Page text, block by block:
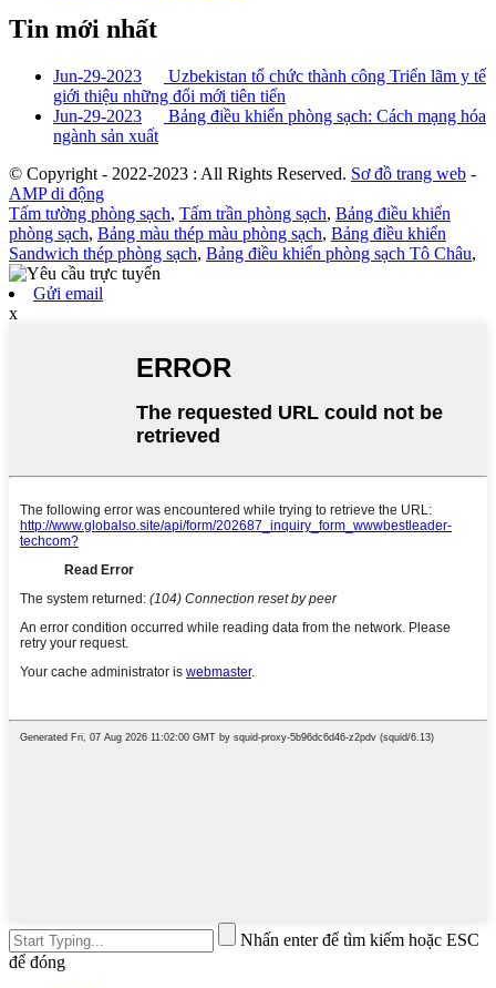
Tin mới nhất
Jun-29-2023
Uzbekistan tổ chức thành công Triển lãm y tế
giới thiệu những đổi mới tiên tiến
Jun-29-2023
Bảng điều khiển phòng sạch: Cách mạng hóa
ngành sản xuất
© Copyright - 2022-2023 : All Rights Reserved. Sơ đồ trang web -
AMP di động
Tấm tường phòng sạch, Tấm trần phòng sạch, Bảng điều khiển
phòng sạch, Bảng màu thép màu phòng sạch, Bảng điều khiển
Sandwich thép phòng sạch, Bảng điều khiển phòng sạch Tô Châu,
Gửi email
x
Nhấn enter để tìm kiếm hoặc ESC
để đóng